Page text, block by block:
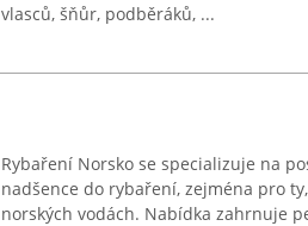
vlasců, šňůr, podběráků, ...
Rybaření Norsko se specializuje na
nadšence do rybaření, zejména pro
norských vodách. Nabídka zahrnuje